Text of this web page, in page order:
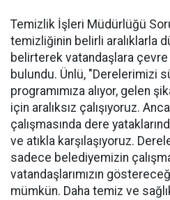
Temizlik İşleri Müdürlüğü
temizliğinin belirli aralıklarla
belirterek vatandaşlara çevre
bulundu. Ünlü, "Derelerimizi
programımıza alıyor, gelen
için aralıksız çalışıyoruz.
çalışmasında dere
ve atıkla karşılaşıyoruz.
sadece belediyemizin
vatandaşlarımızın
mümkün. Daha temiz ve